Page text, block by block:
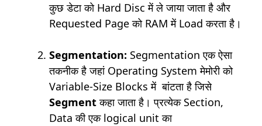
कुछ डेटा को Hard Disc में ले जाया जाता है और
Requested Page को RAM में Load करता है।
Segmentation: Segmentation एक ऐसा
तकनीक है जहां Operating System मेमोरी को
Variable-Size Blocks में बांटता है जिसे
Segmentकहा जाता है। प्रत्येक Section,
Data की एक logical unit का